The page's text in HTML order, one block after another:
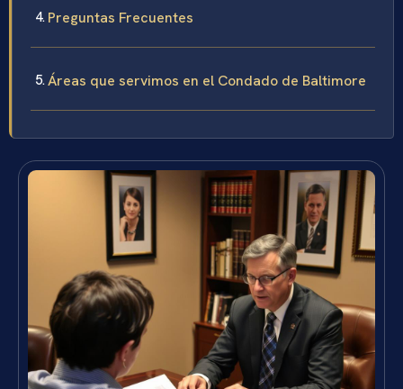
Preguntas Frecuentes
Áreas que servimos en el Condado de Baltimore